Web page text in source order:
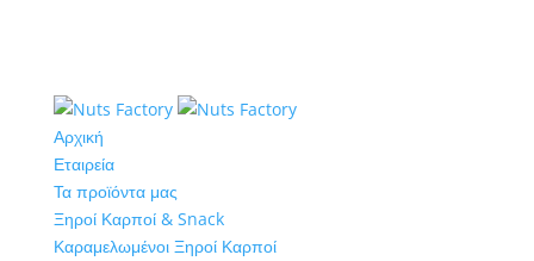
Αρχική
Εταιρεία
Τα προϊόντα μας
Ξηροί Καρποί & Snack
Καραμελωμένοι Ξηροί Καρποί